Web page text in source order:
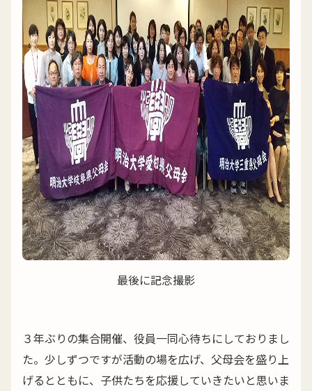
最後に記念撮影
３年ぶりの集合開催、役員一同心待ちにしておりまし
た。少しずつですが活動の場を広げ、父母会を盛り上
げるとともに、子供たちを応援していきたいと思いま